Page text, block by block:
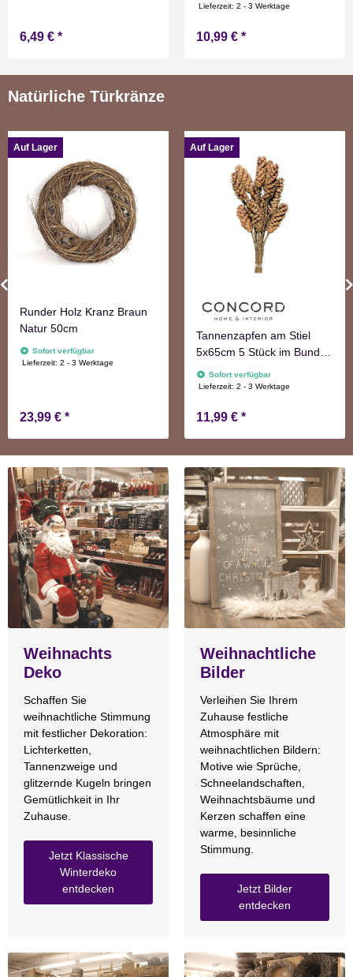
6,49 € *
Flammen Effect für
hoch
Lieferzeit:2 - 3 Werktage
10,99 € *
Natürliche Türkränze
Auf Lager
Runder Holz Kranz Braun
Natur 50cm
Sofort verfügbar
Lieferzeit:2 - 3 Werktage
23,99 € *
Auf Lager
Tannenzapfen am Stiel
5x65cm 5 Stück im Bund
natur Adventskranzdeko
Sofort verfügbar
Lieferzeit:2 - 3 Werktage
11,99 € *
Weihnachts
Deko
Schaffen Sie
weihnachtliche Stimmung
mit festlicher Dekoration:
Lichterketten,
Tannenzweige und
glitzernde Kugeln bringen
Gemütlichkeit in Ihr
Zuhause.
Jetzt Klassische
Winterdeko
entdecken
Weihnachtliche
Bilder
Verleihen Sie Ihrem
Zuhause festliche
Atmosphäre mit
weihnachtlichen Bildern:
Motive wie Sprüche,
Schneelandschaften,
Weihnachtsbäume und
Kerzen schaffen eine
warme, besinnliche
Stimmung.
Jetzt Bilder
entdecken